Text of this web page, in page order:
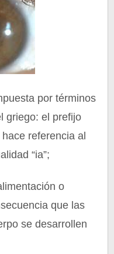
por términos
griego: el prefijo
hace referencia al
“ia”;
o
que las
se desarrollen